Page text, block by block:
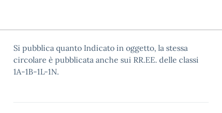
Si pubblica quanto Indicato in oggetto, la stessa
circolare è pubblicata anche sui RR.EE. delle classi
1A-1B-1L-1N.